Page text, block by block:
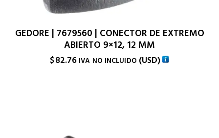
GEDORE | 7679560 | CONECTOR DE EXTREMO
ABIERTO 9×12, 12 MM
$82.76 IVA NO INCLUIDO (USD)